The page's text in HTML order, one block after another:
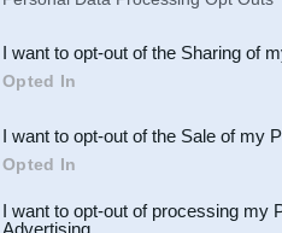
Participants
parties.
I want to opt-out of the Sharing of
Opted In
I want to opt-out of the Sale of my
Opted In
I want to opt-out of processing my
Advertising.